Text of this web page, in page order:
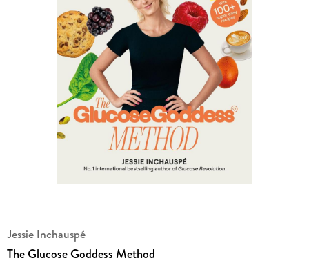
Jessie Inchauspé
The Glucose Goddess Method